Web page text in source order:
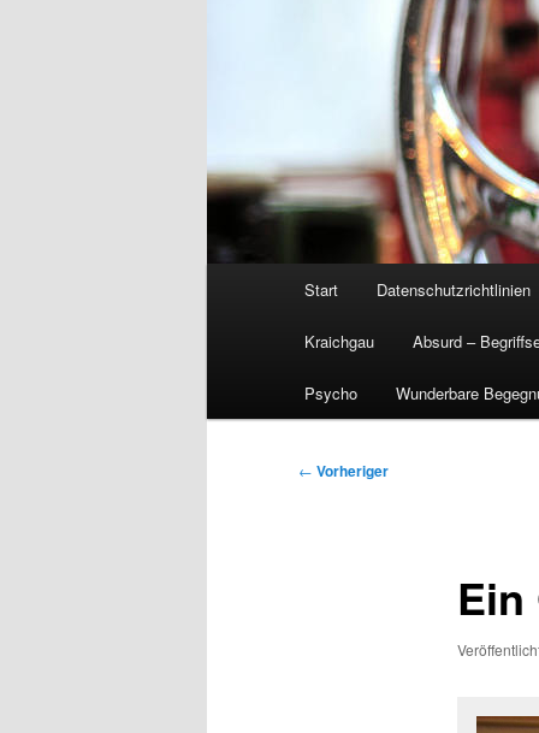
Start Datenschutzrichtlinien
Kraichgau Absurd –
Psycho Wunderbare
Beitragsnavigation
← Vorheriger